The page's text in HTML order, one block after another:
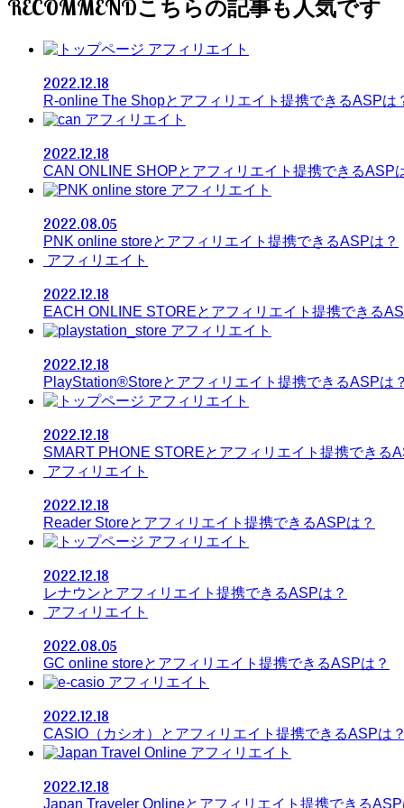
RECOMMEND
アフィリエイト
2022.12.18
R-online The Shopとアフィリエイト提携できるASPは
アフィリエイト
2022.12.18
CAN ONLINE SHOPとアフィリエイト提携できるASP
アフィリエイト
2022.08.05
PNK online storeとアフィリエイト提携できるASPは？
アフィリエイト
2022.12.18
EACH ONLINE STOREとアフィリエイト提携できる
アフィリエイト
2022.12.18
PlayStation®Storeとアフィリエイト提携できるASPは？
アフィリエイト
2022.12.18
SMART PHONE STOREとアフィリエイト提携できる
アフィリエイト
2022.12.18
Reader Storeとアフィリエイト提携できるASPは？
アフィリエイト
2022.12.18
レナウンとアフィリエイト提携できるASPは？
アフィリエイト
2022.08.05
GC online storeとアフィリエイト提携できるASPは？
アフィリエイト
2022.12.18
CASIO（カシオ）とアフィリエイト提携できるASPは？
アフィリエイト
2022.12.18
Japan Traveler Onlineとアフィリエイト提携できるASP